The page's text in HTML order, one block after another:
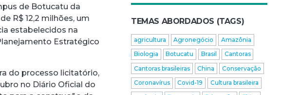
de Botucatu da
R$ 12,2 milhões, um
estabelecidos na
Estratégico
do processo licitatório,
no Diário Oficial do
TEMAS ABORDADOS (TAGS)
agricultura Agronegócio
Amazônia
Biologia
Botucatu Brasil
Cantoras
Cantoras brasileiras
China
Conservação
Coronavírus
Covid-19
Cultura brasileira